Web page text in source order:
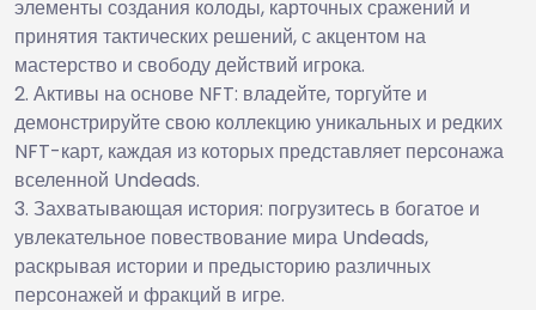
элементы создания колоды, карточных сражений и
принятия тактических решений, с акцентом на
мастерство и свободу действий игрока.
Активы на основе NFT: владейте, торгуйте и
демонстрируйте свою коллекцию уникальных и редких
NFT-карт, каждая из которых представляет персонажа
вселенной Undeads.
Захватывающая история: погрузитесь в богатое и
увлекательное повествование мира Undeads,
раскрывая истории и предысторию различных
персонажей и фракций в игре.